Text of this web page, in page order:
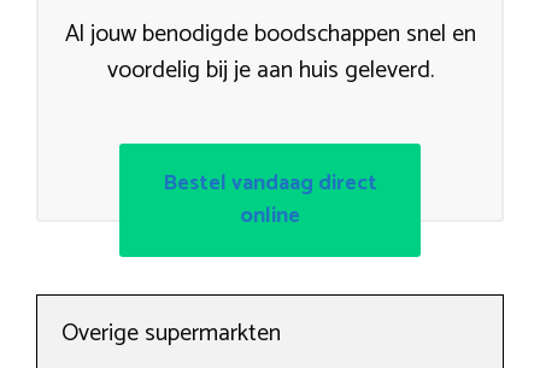
Al jouw benodigde boodschappen snel en
voordelig bij je aan huis geleverd.
Bestel vandaag direct
online
Overige supermarkten